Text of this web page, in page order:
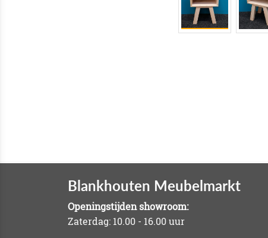
Blankhouten Meubelmarkt
Openingstijden showroom:
Zaterdag: 10.00 - 16.00 uur